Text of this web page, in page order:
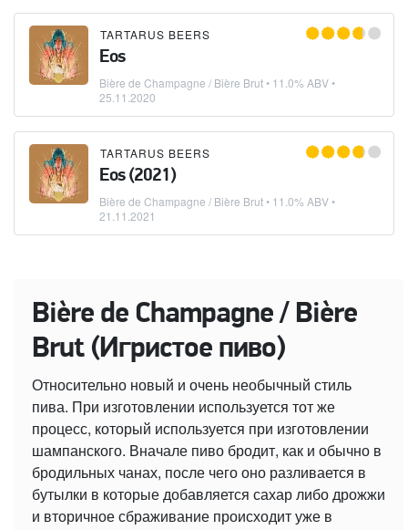
TARTARUS BEERS
Eos
Bière de Champagne / Bière Brut• 11.0% ABV •
25.11.2020
TARTARUS BEERS
Eos (2021)
Bière de Champagne / Bière Brut• 11.0% ABV •
21.11.2021
Bière de Champagne / Bière
Brut (Игристое пиво)
Относительно новый и очень необычный стиль
пива. При изготовлении используется тот же
процесс, который используется при изготовлении
шампанского. Вначале пиво бродит, как и обычно в
бродильных чанах, после чего оно разливается в
бутылки в которые добавляется сахар либо дрожжи
и вторичное сбраживание происходит уже в